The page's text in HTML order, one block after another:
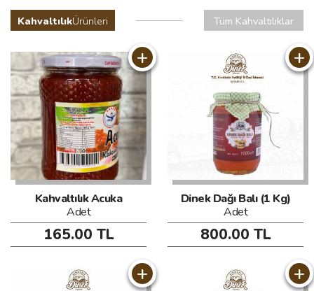
KahvaltılıkÜrünleri Tüm Kahvaltılıklar
+
Kahvaltılık Acuka
Adet
165.00 TL
+
Dinek Dağı Balı (1 Kg)
Adet
800.00 TL
+ +